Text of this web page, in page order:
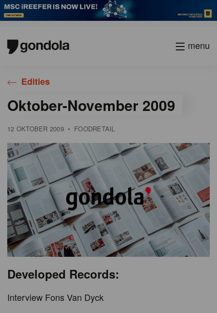
menu
Edities
Oktober-November 2009
12 OKTOBER 2009 • FOODRETAIL
Developed Records:
Interview Fons Van Dyck
academy
society